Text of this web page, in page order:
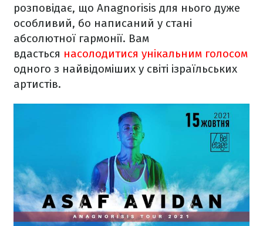
розповідає, що Anagnorisis для нього дуже
особливий, бо написаний у стані
абсолютної гармонії. Вам
вдасться насолодитися унікальним голосом
одного з найвідоміших у світі ізраїльських
артистів.